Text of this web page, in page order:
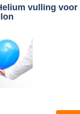
vulling voor